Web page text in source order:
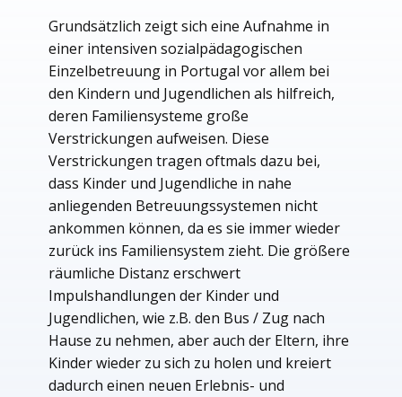
Grundsätzlich zeigt sich eine Aufnahme in
einer intensiven sozialpädagogischen
Einzelbetreuung in Portugal vor allem bei
den Kindern und Jugendlichen als hilfreich,
deren Familiensysteme große
Verstrickungen aufweisen. Diese
Verstrickungen tragen oftmals dazu bei,
dass Kinder und Jugendliche in nahe
anliegenden Betreuungssystemen nicht
ankommen können, da es sie immer wieder
zurück ins Familiensystem zieht. Die größere
räumliche Distanz erschwert
Impulshandlungen der Kinder und
Jugendlichen, wie z.B. den Bus / Zug nach
Hause zu nehmen, aber auch der Eltern, ihre
Kinder wieder zu sich zu holen und kreiert
dadurch einen neuen Erlebnis- und